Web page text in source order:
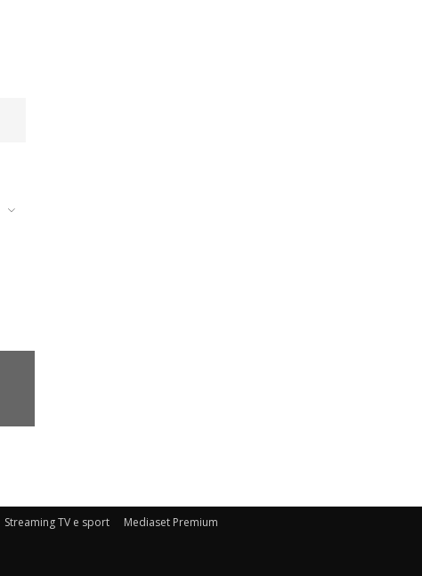
Streaming TV e sport
Mediaset Premium